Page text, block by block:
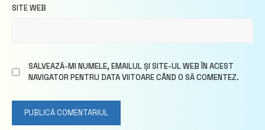
SITE WEB
SALVEAZĂ-MI NUMELE, EMAILUL ȘI SITE-UL WEB ÎN ACEST
NAVIGATOR PENTRU DATA VIITOARE CÂND O SĂ COMENTEZ.